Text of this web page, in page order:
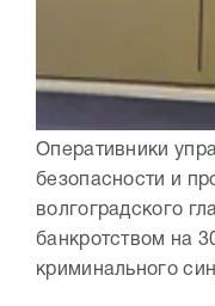
Оперативники
безопасности и
волгоградского
банкротством на
криминального